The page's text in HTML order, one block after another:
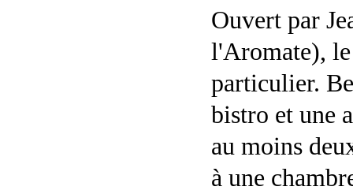
Ouvert par
l'Aromate), le
particulier.
bistro et une
au moins
à une